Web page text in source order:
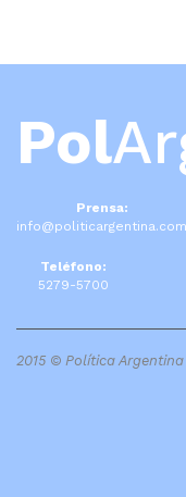
Pol
Prensa:
info@politicargentina.com
Teléfono:
5279-5700
2015 © Política